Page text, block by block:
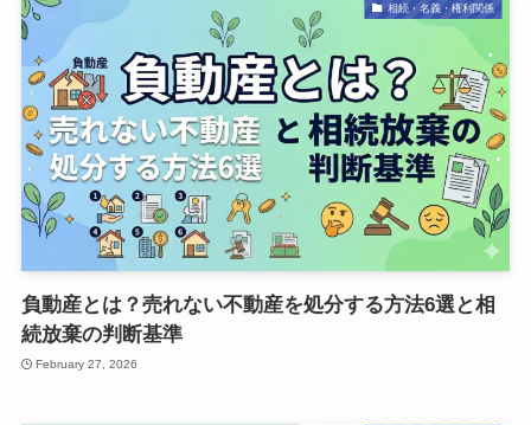
相続・名義・権利関係
負動産とは？売れない不動産を処分する方法6選と相
続放棄の判断基準
February 27, 2026